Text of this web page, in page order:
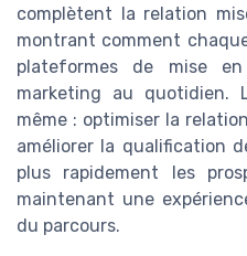
complètent la relation
montrant comment
plateformes de mise
marketing au quotidien.
même : optimiser la
améliorer la qualification
plus rapidement les
maintenant une
du parcours.